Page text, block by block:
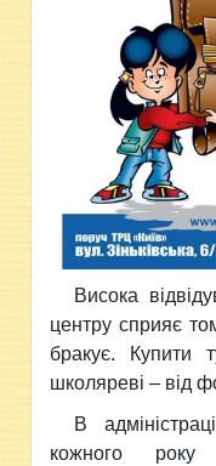
Висока
центру сприяє
бракує. Купити
школяреві – від
В
кожного року